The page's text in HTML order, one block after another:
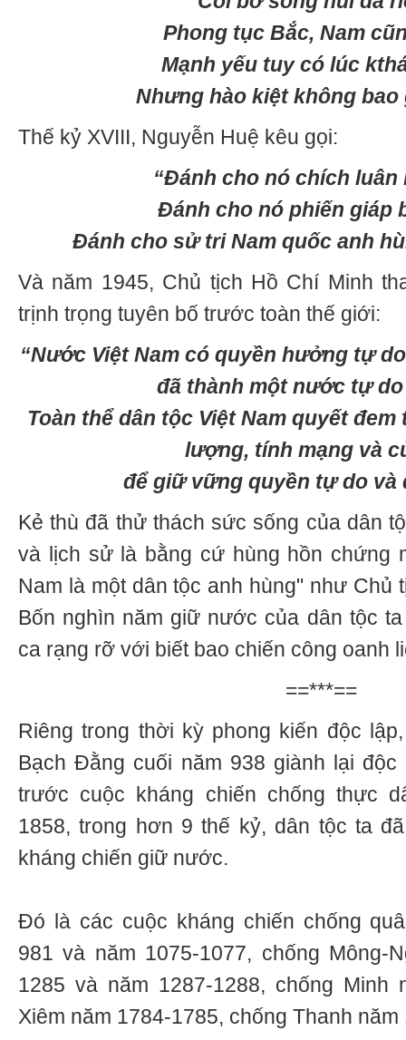
Phong tục Bắc, Nam
Mạnh yếu tuy có lúc
Nhưng hào kiệt không bao
Thế kỷ XVIII, Nguyễn Huệ kêu gọi:
“Đánh cho nó chích luân
Đánh cho nó phiến giáp
Đánh cho sử tri Nam quốc anh
Và năm 1945, Chủ tịch Hồ Chí Minh
trịnh trọng tuyên bố trước toàn thế giới:
“Nước Việt Nam có quyền hưởng tự
đã thành một nước tự
Toàn thể dân tộc Việt Nam quyết
lượng, tính mạng và
để giữ vững quyền tự do và
Kẻ thù đã thử thách sức sống của dân
và lịch sử là bằng cứ hùng hồn chứng
Nam là một dân tộc anh hùng" như Chủ
Bốn nghìn năm giữ nước của dân tộc
ca rạng rỡ với biết bao chiến công oanh
==***==
Riêng trong thời kỳ phong kiến độc
Bạch Đằng cuối năm 938 giành lại
trước cuộc kháng chiến chống thực
1858, trong hơn 9 thế kỷ, dân tộc ta
kháng chiến giữ nước.
Đó là các cuộc kháng chiến chống
981 và năm 1075-1077, chống Mông-
1285 và năm 1287-1288, chống Minh
Xiêm năm 1784-1785, chống Thanh